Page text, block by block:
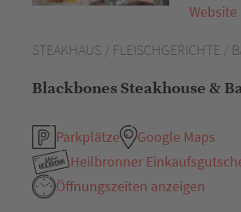
STEAKHAUS / FLEISCHGERICHTE /
Blackbones Steakhouse &
Parkplätze
Google Maps
Heilbronner
Öffnungszeiten anzeigen
Website